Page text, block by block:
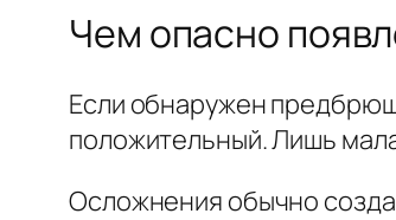
Чем опасно
Если обнаружен
положительный. Лишь
Осложнения обычно